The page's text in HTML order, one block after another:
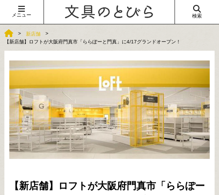
メニュー 検索
新店舗
【新店舗】ロフトが大阪府門真市「ららぽーと門真」に4/17グランドオープン！
【新店舗】ロフトが大阪府門真市「ららぽー